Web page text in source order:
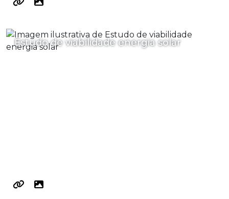
Estudo de viabilidade energia solar